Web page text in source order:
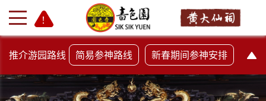
推介游园路线 简易参神路线 新春期间参神安排